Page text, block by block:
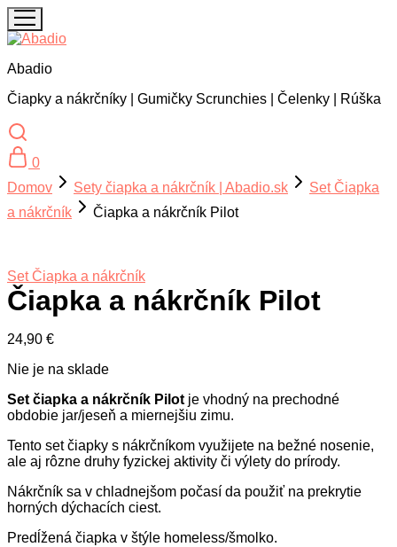
Abadio
Čiapky a nákrčníky | Gumičky Scrunchies | Čelenky | Rúška
0
Domov
Sety čiapka a nákrčník | Abadio.sk
Set Čiapka
a nákrčník
Čiapka a nákrčník Pilot
Set Čiapka a nákrčník
Čiapka a nákrčník Pilot
24,90 €
Nie je na sklade
Set čiapka a nákrčník Pilot je vhodný na prechodné
obdobie jar/jeseň a miernejšiu zimu.
Tento set čiapky s nákrčníkom využijete na bežné nosenie,
ale aj rôzne druhy fyzickej aktivity či výlety do prírody.
Nákrčník sa v chladnejšom počasí da použiť na prekrytie
horných dýchacích ciest.
Predĺžená čiapka v štýle homeless/šmolko.